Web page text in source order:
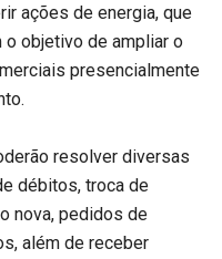
ações de energia, que
objetivo de ampliar o
presencialmente
resolver diversas
débitos, troca de
nova, pedidos de
além de receber